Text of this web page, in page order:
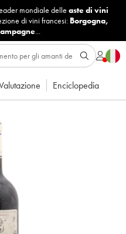
mondiale delle aste di vini
di vini francesi: Borgogna,
...
Enciclopedia